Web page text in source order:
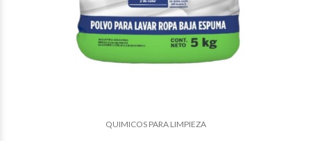
QUIMICOS PARA LIMPIEZA